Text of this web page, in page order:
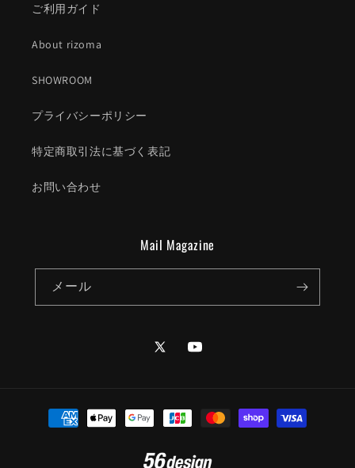
ご利用ガイド
About rizoma
SHOWROOM
プライバシーポリシー
特定商取引法に基づく表記
お問い合わせ
Mail Magazine
メール
TwitterYouTube
決
済